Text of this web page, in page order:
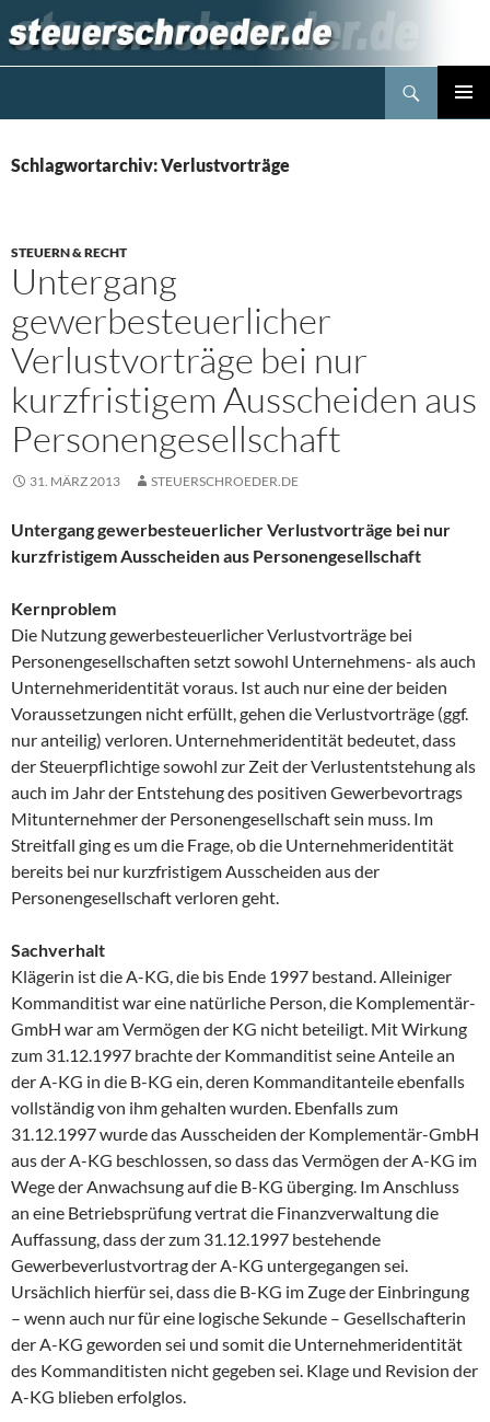
Inhalt
springen
Schlagwortarchiv: Verlustvorträge
STEUERN & RECHT
Untergang
gewerbesteuerlicher
Verlustvorträge bei nur
kurzfristigem Ausscheiden aus
Personengesellschaft
31. MÄRZ 2013 STEUERSCHROEDER.DE
Untergang gewerbesteuerlicher Verlustvorträge bei nur
kurzfristigem Ausscheiden aus Personengesellschaft
Kernproblem
Die Nutzung gewerbesteuerlicher Verlustvorträge bei
Personengesellschaften setzt sowohl Unternehmens- als auch
Unternehmeridentität voraus. Ist auch nur eine der beiden
Voraussetzungen nicht erfüllt, gehen die Verlustvorträge (ggf.
nur anteilig) verloren. Unternehmeridentität bedeutet, dass
der Steuerpflichtige sowohl zur Zeit der Verlustentstehung als
auch im Jahr der Entstehung des positiven Gewerbevortrags
Mitunternehmer der Personengesellschaft sein muss. Im
Streitfall ging es um die Frage, ob die Unternehmeridentität
bereits bei nur kurzfristigem Ausscheiden aus der
Personengesellschaft verloren geht.
Sachverhalt
Klägerin ist die A-KG, die bis Ende 1997 bestand. Alleiniger
Kommanditist war eine natürliche Person, die Komplementär-
GmbH war am Vermögen der KG nicht beteiligt. Mit Wirkung
zum 31.12.1997 brachte der Kommanditist seine Anteile an
der A-KG in die B-KG ein, deren Kommanditanteile ebenfalls
vollständig von ihm gehalten wurden. Ebenfalls zum
31.12.1997 wurde das Ausscheiden der Komplementär-GmbH
aus der A-KG beschlossen, so dass das Vermögen der A-KG im
Wege der Anwachsung auf die B-KG überging. Im Anschluss
an eine Betriebsprüfung vertrat die Finanzverwaltung die
Auffassung, dass der zum 31.12.1997 bestehende
Gewerbeverlustvortrag der A-KG untergegangen sei.
Ursächlich hierfür sei, dass die B-KG im Zuge der Einbringung
– wenn auch nur für eine logische Sekunde – Gesellschafterin
der A-KG geworden sei und somit die Unternehmeridentität
des Kommanditisten nicht gegeben sei. Klage und Revision der
A-KG blieben erfolglos.